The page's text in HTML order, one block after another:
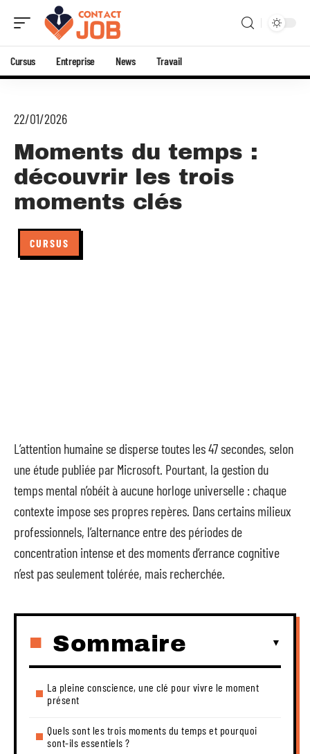
Cursus Entreprise News Travail
22/01/2026
Moments du temps :
découvrir les trois
moments clés
CURSUS
L’attention humaine se disperse toutes les 47 secondes, selon
une étude publiée par Microsoft. Pourtant, la gestion du
temps mental n’obéit à aucune horloge universelle : chaque
contexte impose ses propres repères. Dans certains milieux
professionnels, l’alternance entre des périodes de
concentration intense et des moments d’errance cognitive
n’est pas seulement tolérée, mais recherchée.
Sommaire
La pleine conscience, une clé pour vivre le moment
présent
Quels sont les trois moments du temps et pourquoi
sont-ils essentiels ?